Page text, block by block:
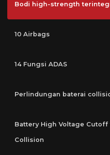
Bodi high-strength
10 Airbags
14 Fungsi ADAS
Perlindungan baterai
Battery High Voltage
Collision